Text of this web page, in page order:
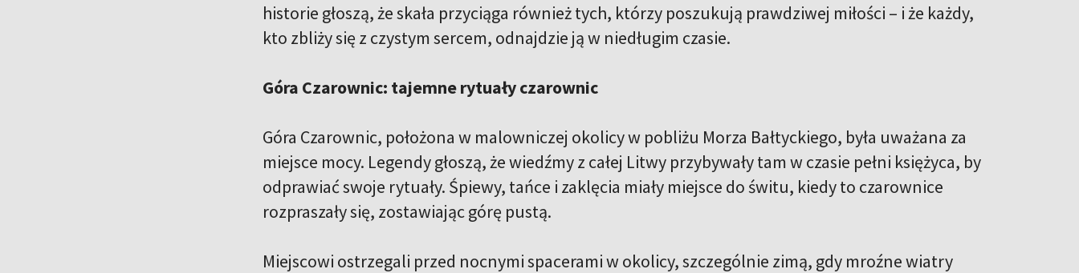
historie głoszą, że skała przyciąga również tych, którzy poszukują prawdziwej miłości – i że każdy,
kto zbliży się z czystym sercem, odnajdzie ją w niedługim czasie.
Góra Czarownic: tajemne rytuały czarownic
Góra Czarownic, położona w malowniczej okolicy w pobliżu Morza Bałtyckiego, była uważana za
miejsce mocy. Legendy głoszą, że wiedźmy z całej Litwy przybywały tam w czasie pełni księżyca, by
odprawiać swoje rytuały. Śpiewy, tańce i zaklęcia miały miejsce do świtu, kiedy to czarownice
rozpraszały się, zostawiając górę pustą.
Miejscowi ostrzegali przed nocnymi spacerami w okolicy, szczególnie zimą, gdy mroźne wiatry